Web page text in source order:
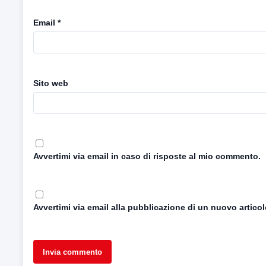
Email *
Sito web
Avvertimi via email in caso di risposte al mio commento.
Avvertimi via email alla pubblicazione di un nuovo